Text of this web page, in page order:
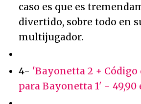
caso es que es
divertido, sobre todo en
multijugador.
4- 'Bayonetta 2 + Código
para Bayonetta 1' - 49,90